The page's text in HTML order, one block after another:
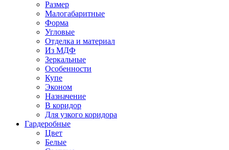
Размер
Малогабаритные
Форма
Угловые
Отделка и материал
Из МДФ
Зеркальные
Особенности
Купе
Эконом
Назначение
В коридор
Для узкого коридора
Гардеробные
Цвет
Белые